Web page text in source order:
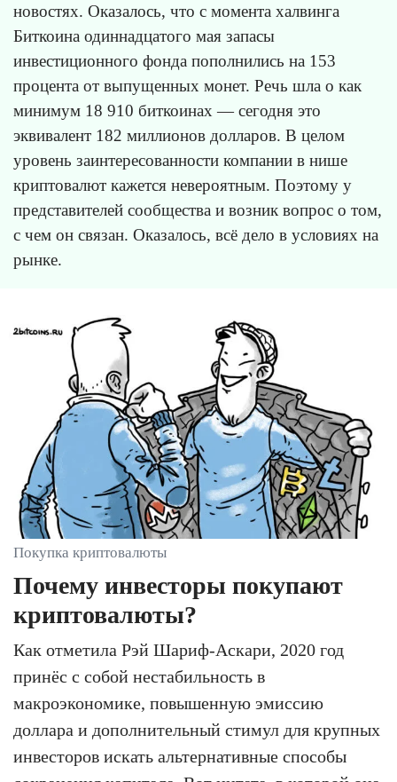
новостях. Оказалось, что с момента халвинга
Биткоина одиннадцатого мая запасы
инвестиционного фонда пополнились на 153
процента от выпущенных монет. Речь шла о как
минимум 18 910 биткоинах — сегодня это
эквивалент 182 миллионов долларов. В целом
уровень заинтересованности компании в нише
криптовалют кажется невероятным. Поэтому у
представителей сообщества и возник вопрос о том,
с чем он связан. Оказалось, всё дело в условиях на
рынке.
Покупка криптовалюты
Почему инвесторы покупают
криптовалюты?
Как отметила Рэй Шариф-Аскари, 2020 год
принёс с собой нестабильность в
макроэкономике, повышенную эмиссию
доллара и дополнительный стимул для крупных
инвесторов искать альтернативные способы